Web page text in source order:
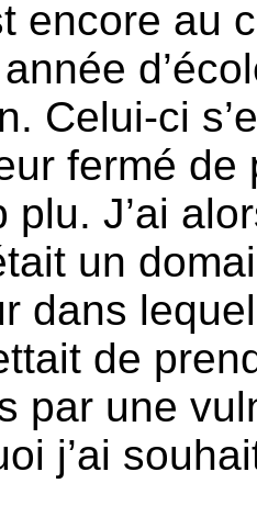
encore au
Celui-ci
fermé
plu. J’ai
un
dans
de
par une
j’ai